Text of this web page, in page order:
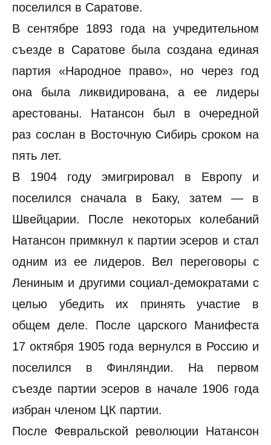
поселился в Саратове.
В сентябре 1893 года на учредительном
съезде в Саратове была создана единая
партия «Народное право», но через год
она была ликвидирована, а ее лидеры
арестованы. Натансон был в очередной
раз сослан в Восточную Сибирь сроком на
пять лет.
В 1904 году эмигрировал в Европу и
поселился сначала в Баку, затем — в
Швейцарии. После некоторых колебаний
Натансон примкнул к партии эсеров и стал
одним из ее лидеров. Вел переговоры с
Лениным и другими социал-демократами с
целью убедить их принять участие в
общем деле. После царского Манифеста
17 октября 1905 года вернулся в Россию и
поселился в Финляндии. На первом
съезде партии эсеров в начале 1906 года
избран членом ЦК партии.
После Февральской революции Натансон